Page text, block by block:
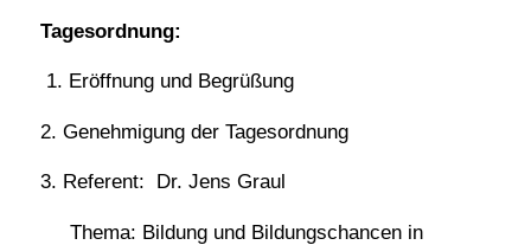
Tagesordnung:
1. Eröffnung und Begrüßung
2. Genehmigung der Tagesordnung
3. Referent: Dr. Jens Graul
Thema: Bildung und Bildungschancen in